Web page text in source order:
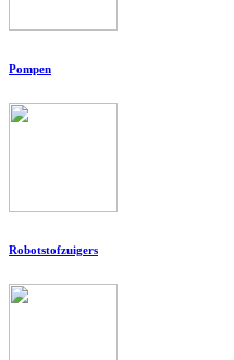
Pompen
Robotstofzuigers